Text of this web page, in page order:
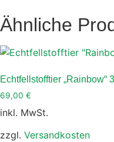
Ähnliche
Echtfellstofftier „Rainbow“
69,00 €
inkl. MwSt.
zzgl. Versandkosten